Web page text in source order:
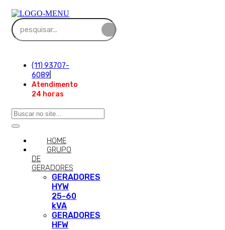
(11) 93707-
6089
Atendimento
24 horas
HOME
GRUPO
DE
GERADORES
GERADORES
HYW
25-60
kVA
GERADORES
HFW